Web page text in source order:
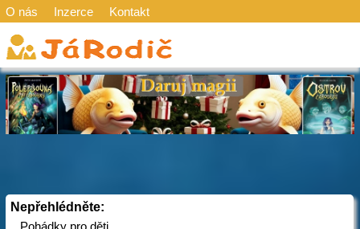
O nás Inzerce Kontakt
Nepřehlédněte:
Pohádky pro děti